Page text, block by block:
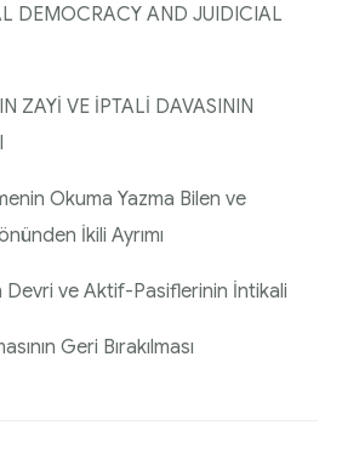
DEMOCRACY AND JUIDICIAL
ZAYİ VE İPTALİ DAVASININ
Okuma Yazma Bilen ve
İkili Ayrımı
Devri ve Aktif-Pasiflerinin İntikali
Geri Bırakılması